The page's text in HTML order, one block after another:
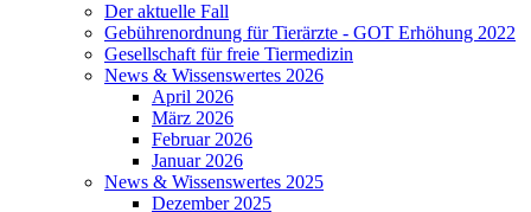
Der aktuelle Fall
Gebührenordnung für Tierärzte - GOT Erhöhung 2022
Gesellschaft für freie Tiermedizin
News & Wissenswertes 2026
April 2026
März 2026
Februar 2026
Januar 2026
News & Wissenswertes 2025
Dezember 2025